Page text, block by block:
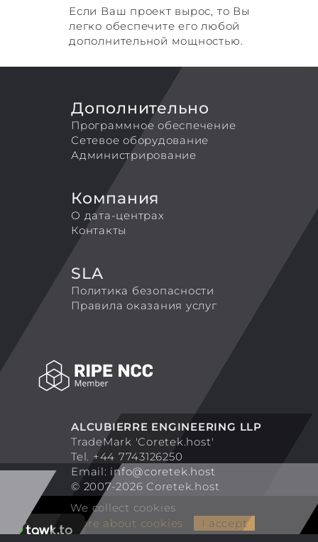
Если Ваш проект вырос, то Вы
легко обеспечите его любой
дополнительной мощностью.
ALCUBIERRE ENGINEERING LLP
TradeMark 'Coretek.host'
Tel. +44 7743126250
Email: info@coretek.host
© 2007-2026 Coretek.host
Дополнительно
Программное обеспечение
Сетевое оборудование
Администрирование
Компания
О дата-центрах
Контакты
SLA
Политика безопасности
Правила оказания услуг
We collect cookies
More about cookies
I accept